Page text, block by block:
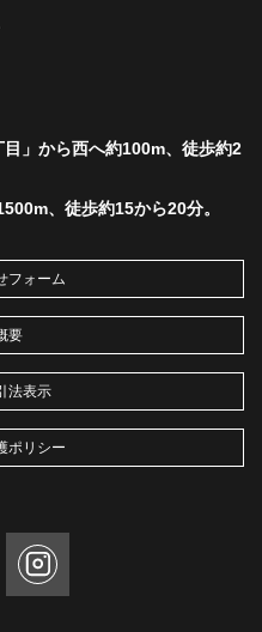
」から西へ約100m、徒歩約2
、徒歩約15から20分。
フォーム
要
法表示
ポリシー